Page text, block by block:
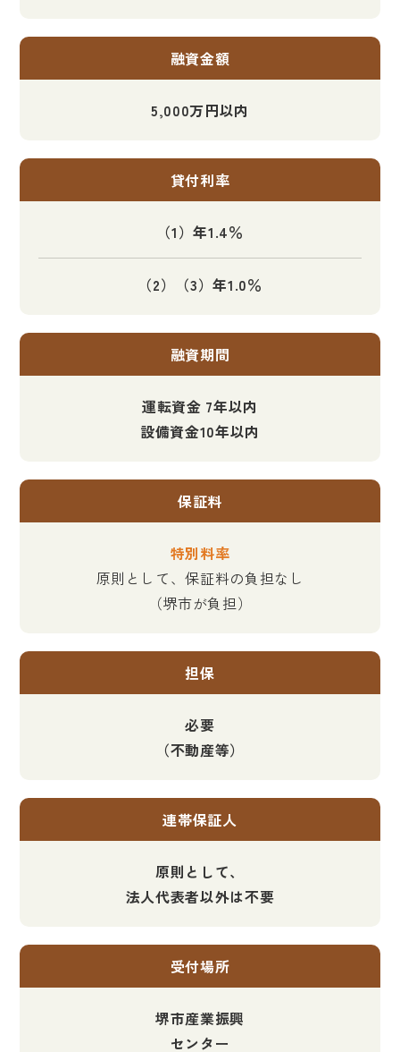
融資金額
5,000万円以内
貸付利率
（1）年1.4％
（2）（3）年1.0％
融資期間
運転資金 7年以内
設備資金10年以内
保証料
特別料率
原則として、保証料の負担なし
（堺市が負担）
担保
必要
（不動産等）
連帯保証人
原則として、
法人代表者以外は不要
受付場所
堺市産業振興
センター